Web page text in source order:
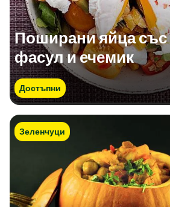
Поширани яйца със
фасул и ечемик
Достъпни
Зеленчуци